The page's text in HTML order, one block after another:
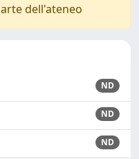
dell'ateneo
ND
ND
ND